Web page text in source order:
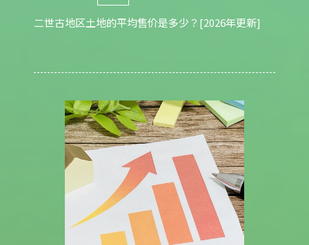
关于我们
物业信息
在线商务会议介绍
联系我们
二世古地区土地的平均售价是多少？[2026年更新]